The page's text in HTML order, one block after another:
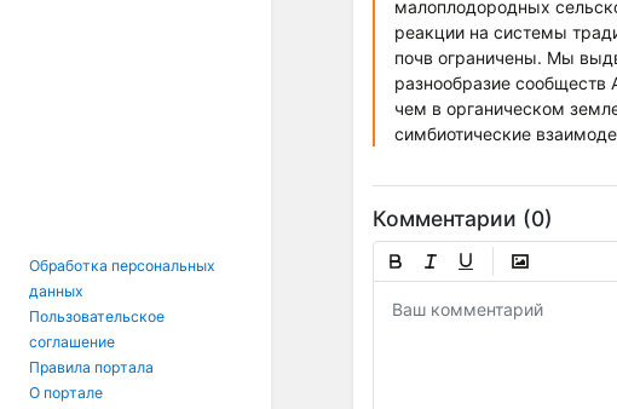
Обработка персональных
данных
Пользовательское
соглашение
Правила портала
О портале
малоплодородных
реакции на системы
почв ограничены. Мы
разнообразие сообществ
чем в органическом
симбиотические
Комментарии (0)